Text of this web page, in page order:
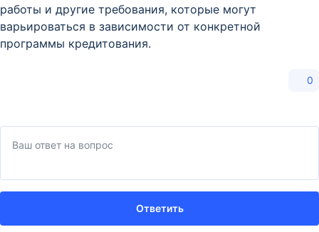
работы и другие требования, которые могут
варьироваться в зависимости от конкретной
программы кредитования.
0
Ответить